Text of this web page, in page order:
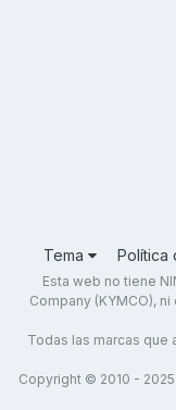
Tema Política
Esta web no tiene
Company (KYMCO),
Todas las marcas
Copyright © 2010 -